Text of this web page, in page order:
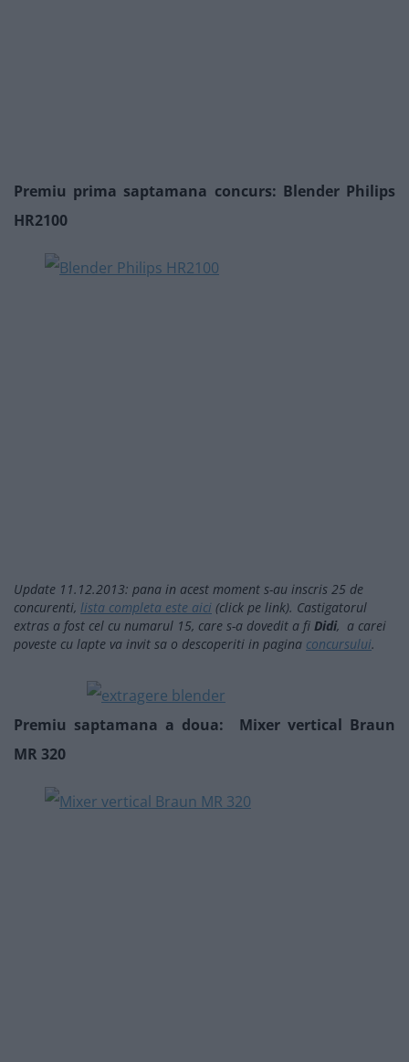
Premiu prima saptamana concurs: Blender Philips
HR2100
Update 11.12.2013: pana in acest moment s-au inscris 25 de
concurenti, lista completa este aici (click pe link). Castigatorul
extras a fost cel cu numarul 15, care s-a dovedit a fi Didi, a carei
poveste cu lapte va invit sa o descoperiti in pagina concursului.
Premiu saptamana a doua: Mixer vertical Braun
MR 320